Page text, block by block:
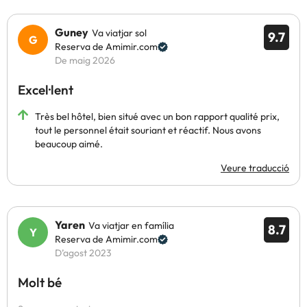
9.7
Guney Va viatjar sol
Reserva de Amimir.com
De maig 2026
Excel·lent
Très bel hôtel, bien situé avec un bon rapport qualité prix,
tout le personnel était souriant et réactif. Nous avons
beaucoup aimé.
Veure traducció
8.7
Yaren Va viatjar en família
Reserva de Amimir.com
D’agost 2023
Molt bé